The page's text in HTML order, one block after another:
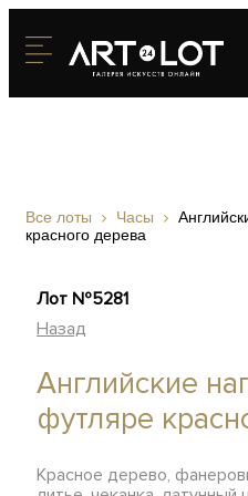
Все лоты Часы
красного дерева
Лот №5281
Назад
Английские
футляре
Красное дерево,